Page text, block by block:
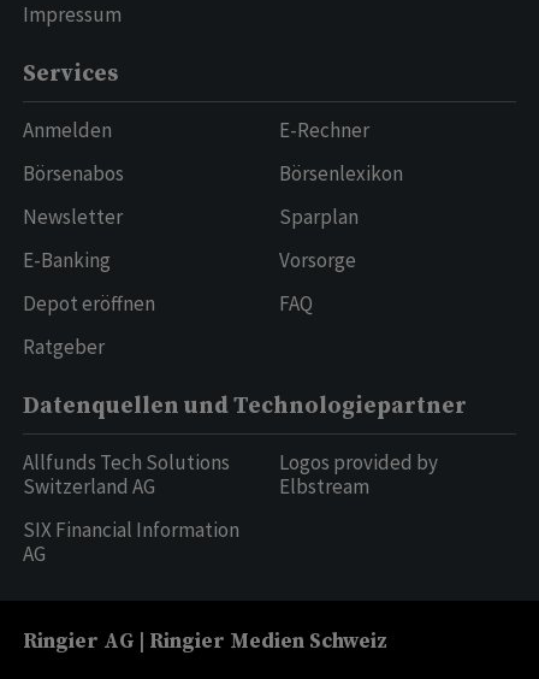
Impressum
Services
Anmelden
Börsenabos
Newsletter
E-Banking
Depot eröffnen
Ratgeber
E-Rechner
Börsenlexikon
Sparplan
Vorsorge
FAQ
Datenquellen und Technologiepartner
Allfunds Tech Solutions
Switzerland AG
SIX Financial Information
AG
Logos provided by
Elbstream
Ringier AG | Ringier Medien Schweiz